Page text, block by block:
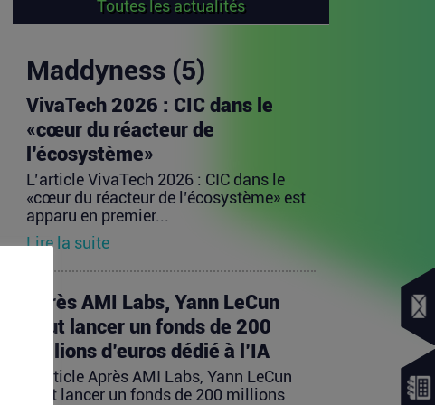
Toutes les actualités
Maddyness (5)
VivaTech 2026 : CIC dans le
«cœur du réacteur de
l’écosystème»
L’article VivaTech 2026 : CIC dans le
«cœur du réacteur de l’écosystème» est
apparu en premier...
Lire la suite
Après AMI Labs, Yann LeCun
veut lancer un fonds de 200
millions d’euros dédié à l’IA
L’article Après AMI Labs, Yann LeCun
veut lancer un fonds de 200 millions